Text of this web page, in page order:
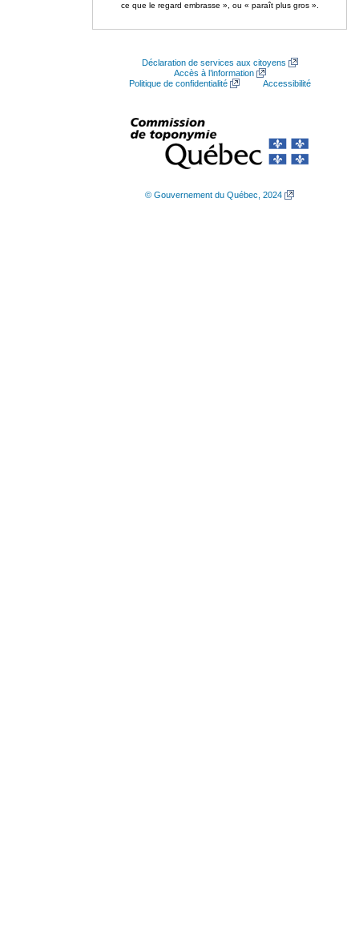
ce que le regard embrasse », ou « paraît plus gros ».
Déclaration de services aux citoyens
Accès à l’information
Politique de confidentialité
Accessibilité
© Gouvernement du Québec, 2024